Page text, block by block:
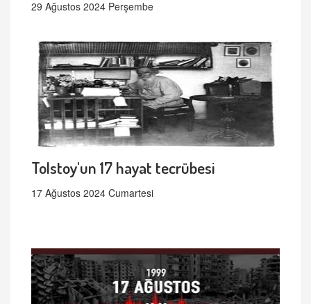
29 Ağustos 2024 Perşembe
Tolstoy'un 17 hayat tecrübesi
17 Ağustos 2024 Cumartesi